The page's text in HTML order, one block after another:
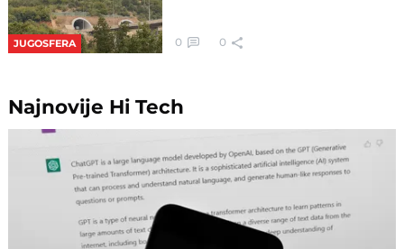
JUGOSFERA 0 0
Najnovije Hi Tech